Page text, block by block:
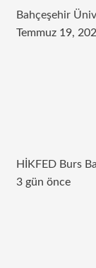
Bahçeşehir
Temmuz 19,
HİKFED Burs
3 gün önce